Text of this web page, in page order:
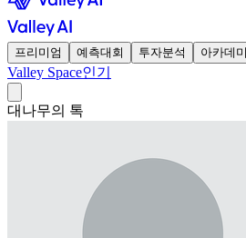
프리미엄 예측대회 투자분석 아카데미
Valley Space인기
대나무의 톡